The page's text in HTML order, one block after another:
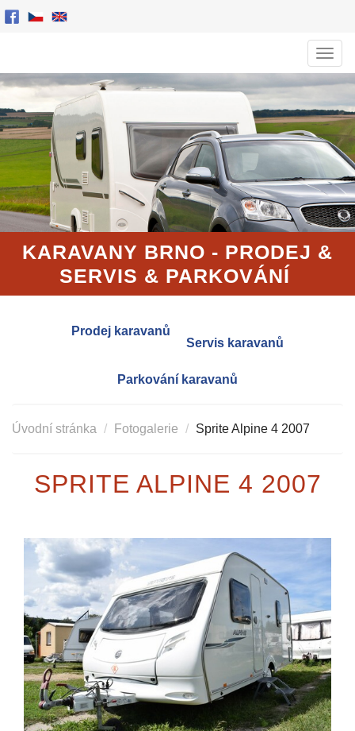
KARAVANY BRNO - PRODEJ &
SERVIS & PARKOVÁNÍ
Prodej karavanů
Servis karavanů
Parkování karavanů
Úvodní stránka Fotogalerie Sprite Alpine 4 2007
SPRITE ALPINE 4 2007